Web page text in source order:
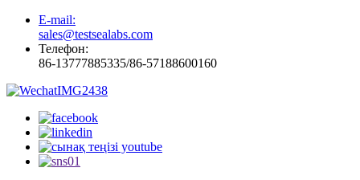
E-mail:
sales@testsealabs.com
Телефон:
86-13777885335/86-57188600160